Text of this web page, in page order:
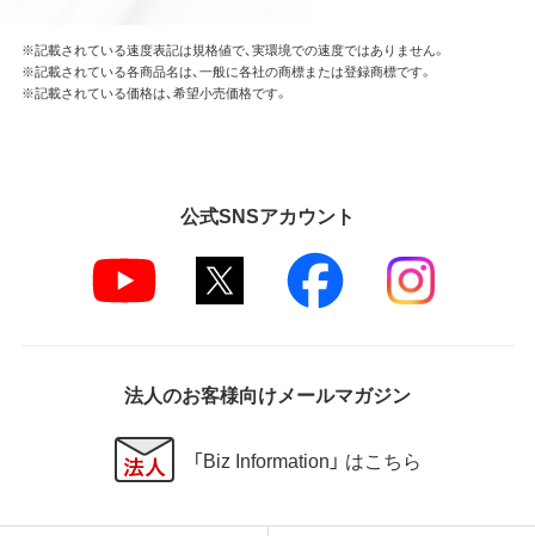
※記載されている速度表記は規格値で、実環境での速度ではありません。
※記載されている各商品名は、一般に各社の商標または登録商標です。
※記載されている価格は、希望小売価格です。
公式SNSアカウント
法人のお客様向けメールマガジン
「Biz Information」 はこちら